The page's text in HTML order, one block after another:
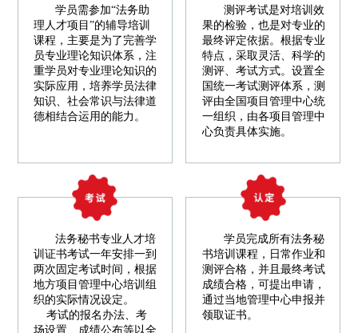
学员需参加“法务助
理人才项目”的辅导培训
课程，主要是为了完善学
员专业理论知识体系，注
重学员对专业理论知识的
实际应用，培养学员法律
知识、社会常识与法律道
德相结合运用的能力。
测评考试是对培训效
果的检验，也是对专业的
最终评定依据。根据专业
特点，采取灵活、科学的
测评、考试方式。设置全
国统一考试测评体系，测
评由全国项目管理中心统
一组织，由各项目管理中
心负责具体实施。
法务秘书专业人才培
训证书考试一年安排一到
两次固定考试时间，根据
地方项目管理中心培训组
织的实际情况设定。
考试的报名办法、考
场设置、成绩公布等以全
学员完成所有法务秘
书培训课程，日常作业和
测评合格，并且最终考试
成绩合格，可提出申请，
通过当地管理中心申报并
领取证书。